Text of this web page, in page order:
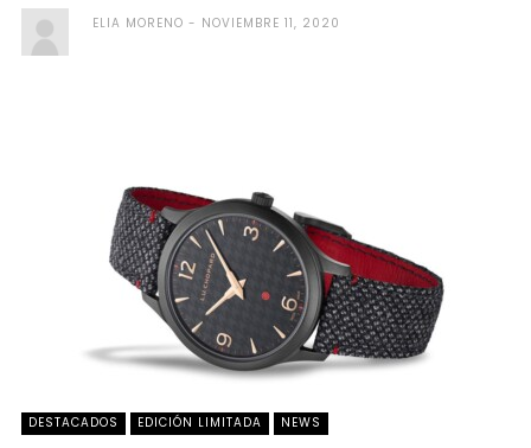
ELIA MORENO NOVIEMBRE 11, 2020
DESTACADOS EDICIÓN LIMITADA NEWS